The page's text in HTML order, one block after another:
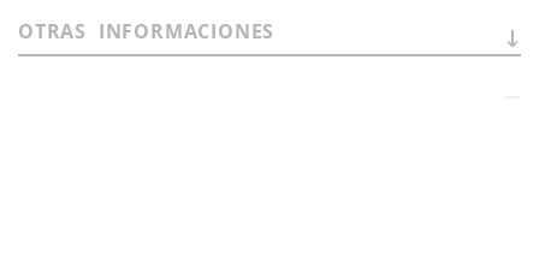
OTRAS INFORMACIONES